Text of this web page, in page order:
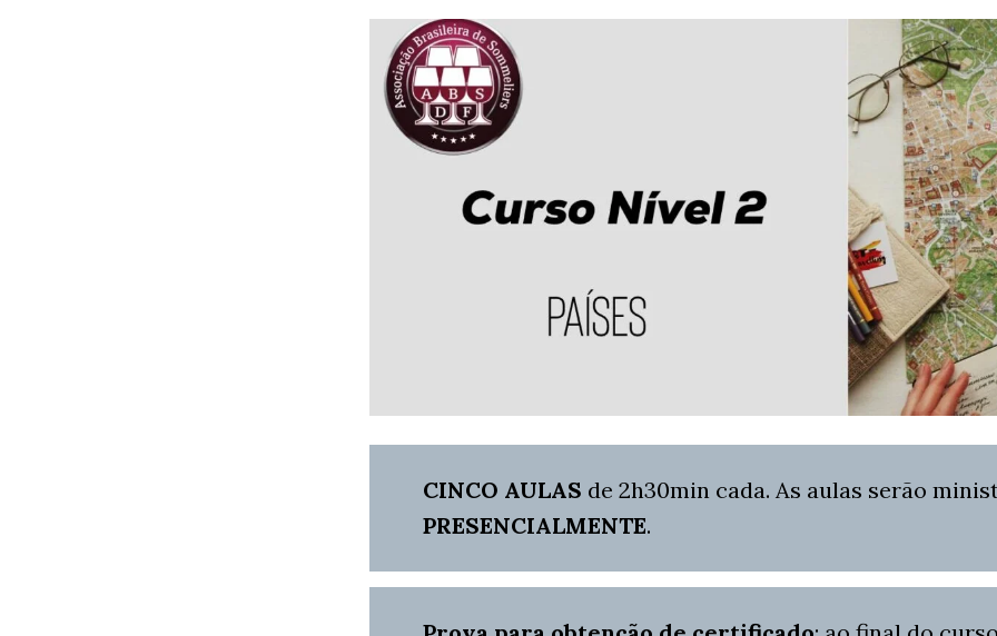
CINCO AULAS de 2h30min cada. As aulas serão
PRESENCIALMENTE.